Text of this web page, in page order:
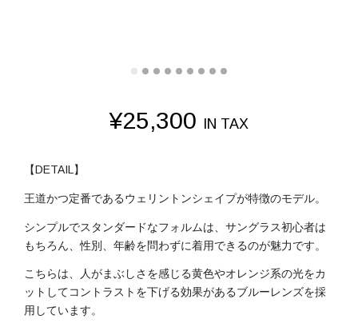
¥25,300 IN TAX
【DETAIL】
王道かつ定番であるウェリントンシェイプが特徴のモデル。
シンプルでスタンダードなフォルムは、サングラス初心者は
もちろん、性別、年齢を問わずに着用できるのが魅力です。
こちらは、人がまぶしさを感じる黄色やオレンジ系の光をカ
ットしてコントラストを下げる効果があるブルーレンズを採
用しています。